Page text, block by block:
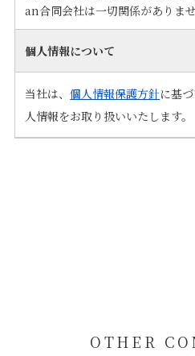
an合同会社は一切関係がありませ
個人情報について
当社は、個人情報保護方針に基
人情報をお取り扱いいたします。
OTHER